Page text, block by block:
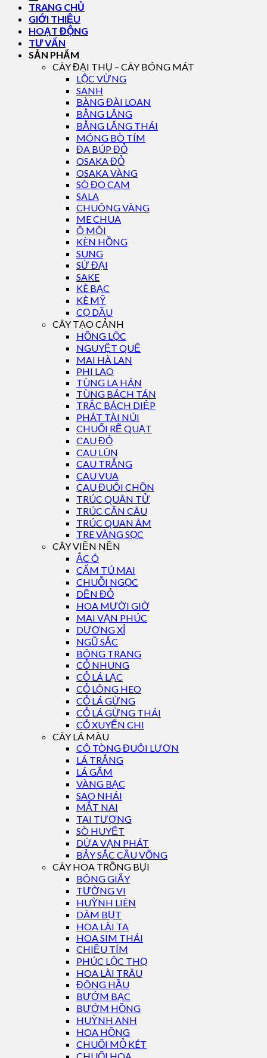
TRANG CHỦ
GIỚI THIỆU
HOẠT ĐỘNG
TƯ VẤN
SẢN PHẨM
CÂY ĐẠI THỤ – CÂY BÓNG MÁT
LỘC VỪNG
SANH
BÀNG ĐÀI LOAN
BẰNG LĂNG
BẰNG LĂNG THÁI
MÓNG BÒ TÍM
ĐA BÚP ĐỎ
OSAKA ĐỎ
OSAKA VÀNG
SÒ ĐO CAM
SALA
CHUÔNG VÀNG
ME CHUA
Ô MÔI
KÈN HỒNG
SUNG
SỨ ĐẠI
SAKE
KÈ BẠC
KÈ MỸ
CỌ DẦU
CÂY TẠO CẢNH
HỒNG LỘC
NGUYỆT QUẾ
MAI HÀ LAN
PHI LAO
TÙNG LA HÁN
TÙNG BÁCH TÁN
TRẮC BÁCH DIỆP
PHÁT TÀI NÚI
CHUỐI RẼ QUẠT
CAU ĐỎ
CAU LÙN
CAU TRẮNG
CAU VUA
CAU ĐUÔI CHỒN
TRÚC QUÂN TỬ
TRÚC CẦN CÂU
TRÚC QUAN ÂM
TRE VÀNG SỌC
CÂY VIỀN NỀN
ẮC Ó
CẨM TÚ MAI
CHUỖI NGỌC
DỀN ĐỎ
HOA MƯỜI GIỜ
MAI VẠN PHÚC
DƯƠNG XỈ
NGŨ SẮC
BÔNG TRANG
CỎ NHUNG
CỎ LÁ LẠC
CỎ LÔNG HEO
CỎ LÁ GỪNG
CỎ LÁ GỪNG THÁI
CỎ XUYẾN CHI
CÂY LÁ MÀU
CÔ TÒNG ĐUÔI LƯƠN
LÁ TRẮNG
LÁ GẤM
VÀNG BẠC
SAO NHÁI
MẮT NAI
TAI TƯỢNG
SÒ HUYẾT
DỨA VẠN PHÁT
BẢY SẮC CẦU VỒNG
CÂY HOA TRỒNG BỤI
BÔNG GIẤY
TƯỜNG VI
HUỲNH LIÊN
DÂM BỤT
HOA LÀI TA
HOA SIM THÁI
CHIỀU TÍM
PHÚC LỘC THỌ
HOA LÀI TRÂU
ĐÔNG HẦU
BƯỚM BẠC
BƯỚM HỒNG
HUỲNH ANH
HOA HỒNG
CHUỐI MỎ KÉT